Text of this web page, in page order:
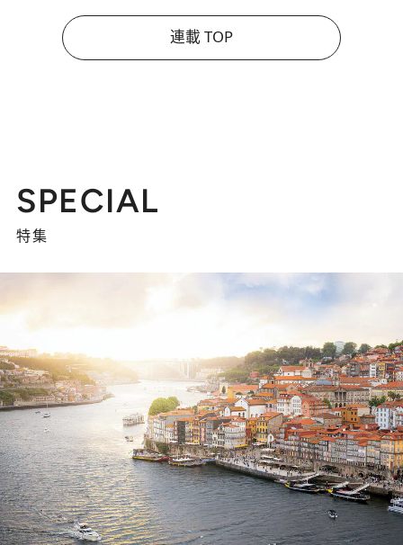
連載 TOP
SPECIAL
特集